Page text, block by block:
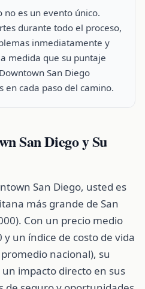
es un evento único.
durante todo el proceso,
inmediatamente y
medida que su puntaje
San Diego
en cada paso del camino.
San Diego y Su
San Diego, usted es
más grande de San
Con un precio medio
un índice de costo de vida
nacional), su
impacto directo en sus